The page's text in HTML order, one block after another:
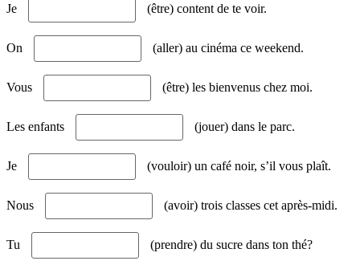
Je (être) content de te voir.
On (aller) au cinéma ce weekend.
Vous (être) les bienvenus chez moi.
Les enfants (jouer) dans le parc.
Je (vouloir) un café noir, s’il vous plaît.
Nous (avoir) trois classes cet après-midi.
Tu (prendre) du sucre dans ton thé?